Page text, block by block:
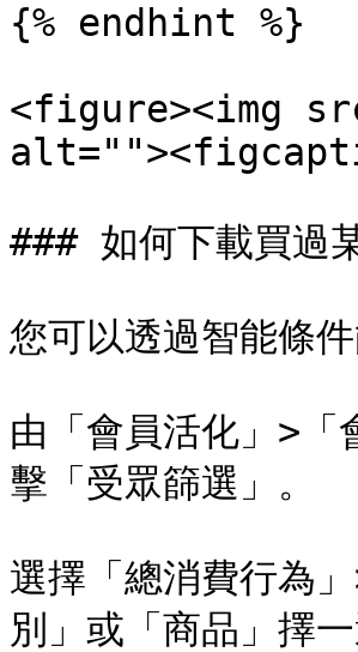
{% endhint %}
<figure><img
### 如何下載買過
您可以透過智能條
由「會員活化」>「
擊「受眾篩選」。
選擇「總消費行為
別」或「商品」擇